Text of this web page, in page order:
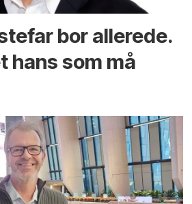
bor allerede.
hans som må